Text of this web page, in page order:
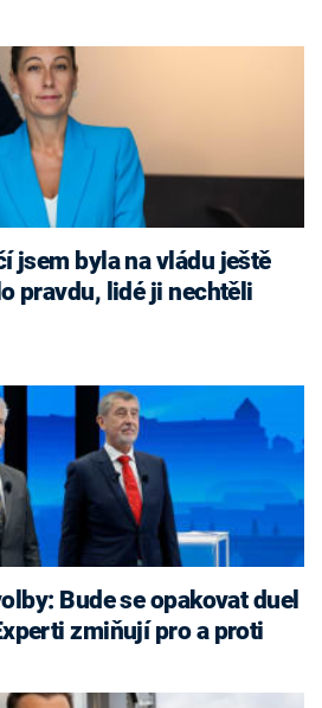
jsem byla na vládu ještě
pravdu, lidé ji nechtěli
zmiňují pro a proti